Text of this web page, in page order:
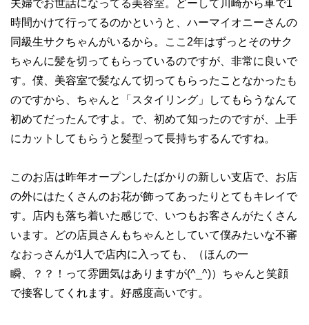
夫婦でお世話になってる美容室。どーして川崎から車で1
時間かけて行ってるのかというと、ハーマイオニーさんの
同級生サクちゃんがいるから。ここ2年はずっとそのサク
ちゃんに髪を切ってもらっているのですが、非常に良いで
す。僕、美容室で髪なんて切ってもらったことなかったも
のですから、ちゃんと「スタイリング」してもらうなんて
初めてだったんですよ。で、初めて知ったのですが、上手
にカットしてもらうと髪型って長持ちするんですね。
このお店は昨年オープンしたばかりの新しい支店で、お店
の外にはたくさんのお花が飾ってあったりとてもキレイで
す。店内も落ち着いた感じで、いつもお客さんがたくさん
います。どの店員さんもちゃんとしていて僕みたいな不審
なおっさんが1人で店内に入っても、（ほんの一
瞬、？？！って雰囲気はありますが(^_^)）ちゃんと笑顔
で接客してくれます。好感度高いです。